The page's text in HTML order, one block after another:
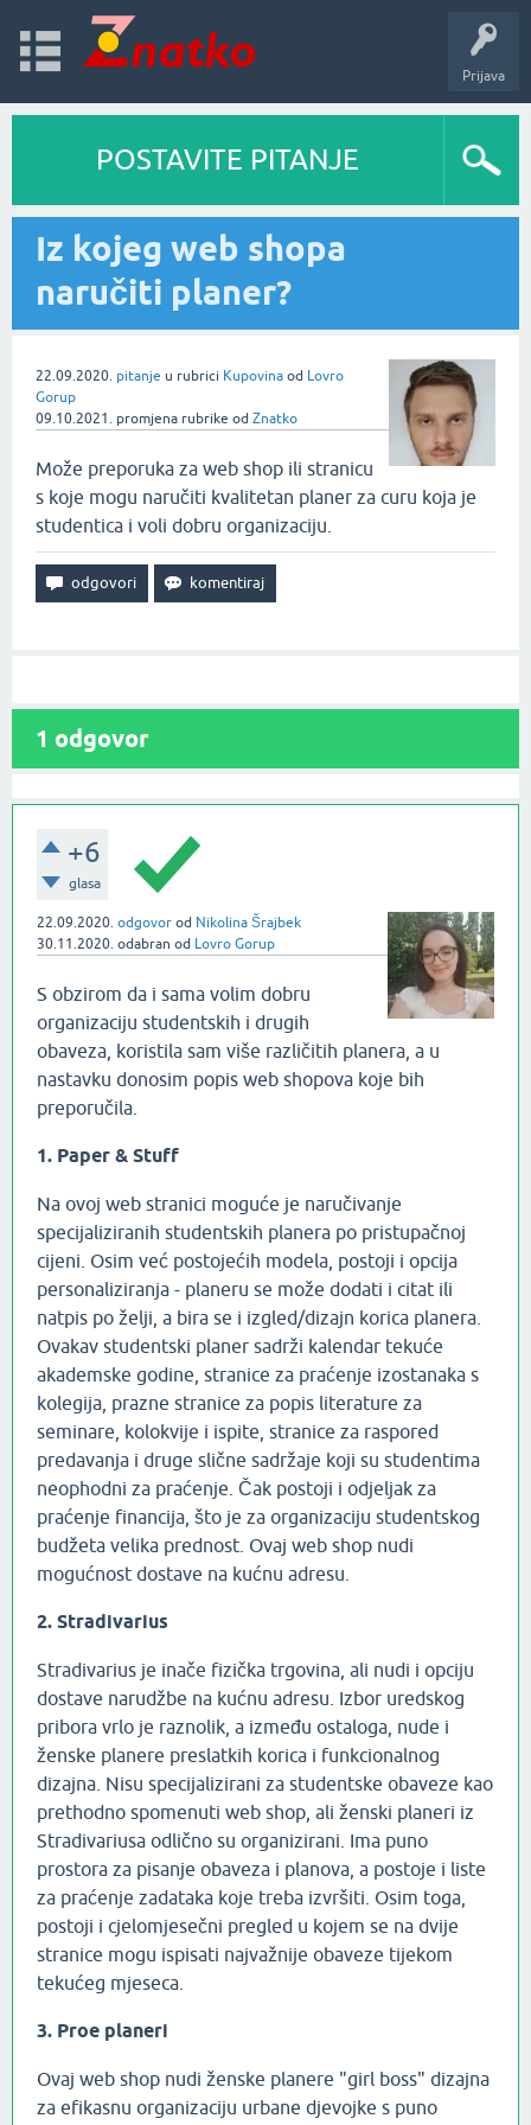
Prijava
POSTAVITE PITANJE
Iz kojeg web shopa
naručiti planer?
22.09.2020. pitanje u rubrici Kupovina od Lovro
Gorup
09.10.2021. promjena rubrike od Znatko
Može preporuka za web shop ili stranicu
s koje mogu naručiti kvalitetan planer za curu koja je
studentica i voli dobru organizaciju.
1 odgovor
+6
glasa
22.09.2020. odgovor od Nikolina Šrajbek
30.11.2020. odabran od Lovro Gorup
S obzirom da i sama volim dobru
organizaciju studentskih i drugih
obaveza, koristila sam više različitih planera, a u
nastavku donosim popis web shopova koje bih
preporučila.
1. Paper & Stuff
Na ovoj web stranici moguće je naručivanje
specijaliziranih studentskih planera po pristupačnoj
cijeni. Osim već postojećih modela, postoji i opcija
personaliziranja - planeru se može dodati i citat ili
natpis po želji, a bira se i izgled/dizajn korica planera.
Ovakav studentski planer sadrži kalendar tekuće
akademske godine, stranice za praćenje izostanaka s
kolegija, prazne stranice za popis literature za
seminare, kolokvije i ispite, stranice za raspored
predavanja i druge slične sadržaje koji su studentima
neophodni za praćenje. Čak postoji i odjeljak za
praćenje financija, što je za organizaciju studentskog
budžeta velika prednost. Ovaj web shop nudi
mogućnost dostave na kućnu adresu.
2. Stradivarius
Stradivarius je inače fizička trgovina, ali nudi i opciju
dostave narudžbe na kućnu adresu. Izbor uredskog
pribora vrlo je raznolik, a između ostaloga, nude i
ženske planere preslatkih korica i funkcionalnog
dizajna. Nisu specijalizirani za studentske obaveze kao
prethodno spomenuti web shop, ali ženski planeri iz
Stradivariusa odlično su organizirani. Ima puno
prostora za pisanje obaveza i planova, a postoje i liste
za praćenje zadataka koje treba izvršiti. Osim toga,
postoji i cjelomjesečni pregled u kojem se na dvije
stranice mogu ispisati najvažnije obaveze tijekom
tekućeg mjeseca.
3. Proe planeri
Ovaj web shop nudi ženske planere "girl boss" dizajna
za efikasnu organizaciju urbane djevojke s puno